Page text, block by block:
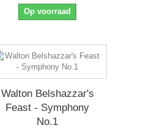
Op voorraad
Walton Belshazzar's
Feast - Symphony
No.1